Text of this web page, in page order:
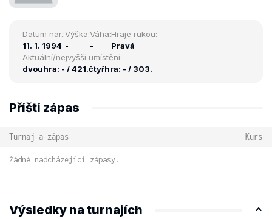
Datum nar.:
11. 1. 1994
Výška:
-
Váha:
-
Hraje rukou:
Pravá
Aktuální/nejvyšší umístění:
dvouhra: - / 421.čtyřhra: - / 303.
Příští zápas
Turnaj a zápas Kurs
Žádné nadcházející zápasy.
Výsledky na turnajích